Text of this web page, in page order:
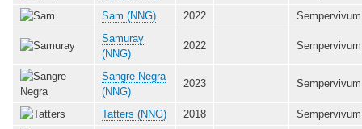
Sam (NNG)
2022
Sempervivum
Samuray
(NNG)
2022 Sempervivum
Sangre Negra
(NNG)
2023 Sempervivum
Tatters (NNG) 2018
Sempervivum